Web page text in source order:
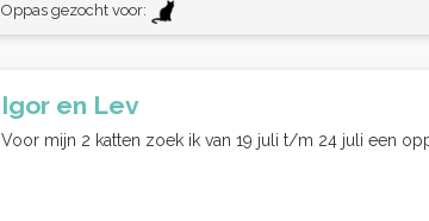
Oppas gezocht voor:
Igor en Lev
Voor mijn 2 katten zoek ik van 19 juli t/m 24 juli een